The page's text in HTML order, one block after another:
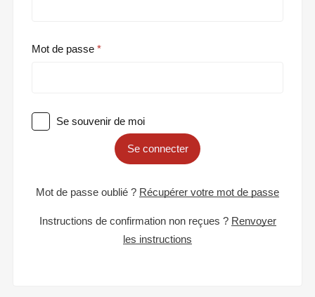
Mot de passe
Se souvenir de moi
Se connecter
Mot de passe oublié ? Récupérer votre mot de passe
Instructions de confirmation non reçues ? Renvoyer
les instructions